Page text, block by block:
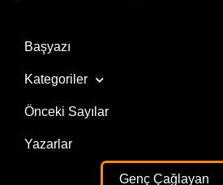
Başyazı
Kategoriler
Önceki Sayılar
Yazarlar
Genç Çağlayan